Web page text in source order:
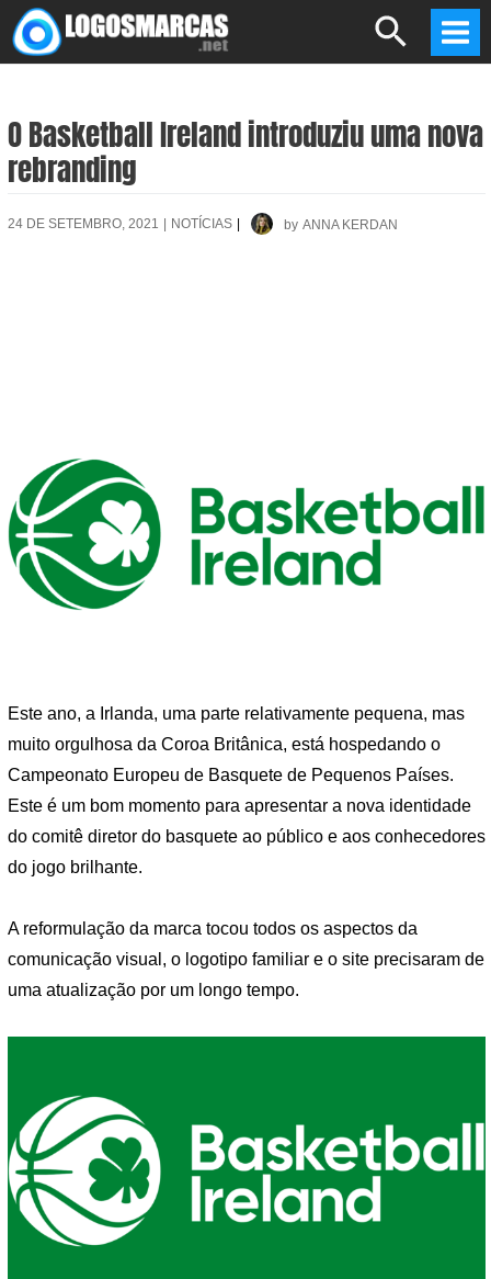
Skip
to
Search
O Basketball Ireland introduziu uma nova
rebranding
24 DE SETEMBRO, 2021 NOTÍCIAS by ANNA KERDAN
Este ano, a Irlanda, uma parte relativamente pequena, mas
muito orgulhosa da Coroa Britânica, está hospedando o
Campeonato Europeu de Basquete de Pequenos Países.
Este é um bom momento para apresentar a nova identidade
do comitê diretor do basquete ao público e aos conhecedores
do jogo brilhante.
A reformulação da marca tocou todos os aspectos da
comunicação visual, o logotipo familiar e o site precisaram de
uma atualização por um longo tempo.